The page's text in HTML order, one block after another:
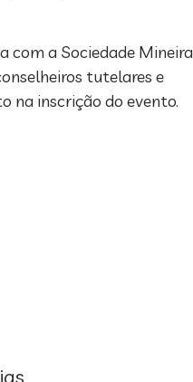
com a Sociedade Mineira
tutelares e
na inscrição do evento.